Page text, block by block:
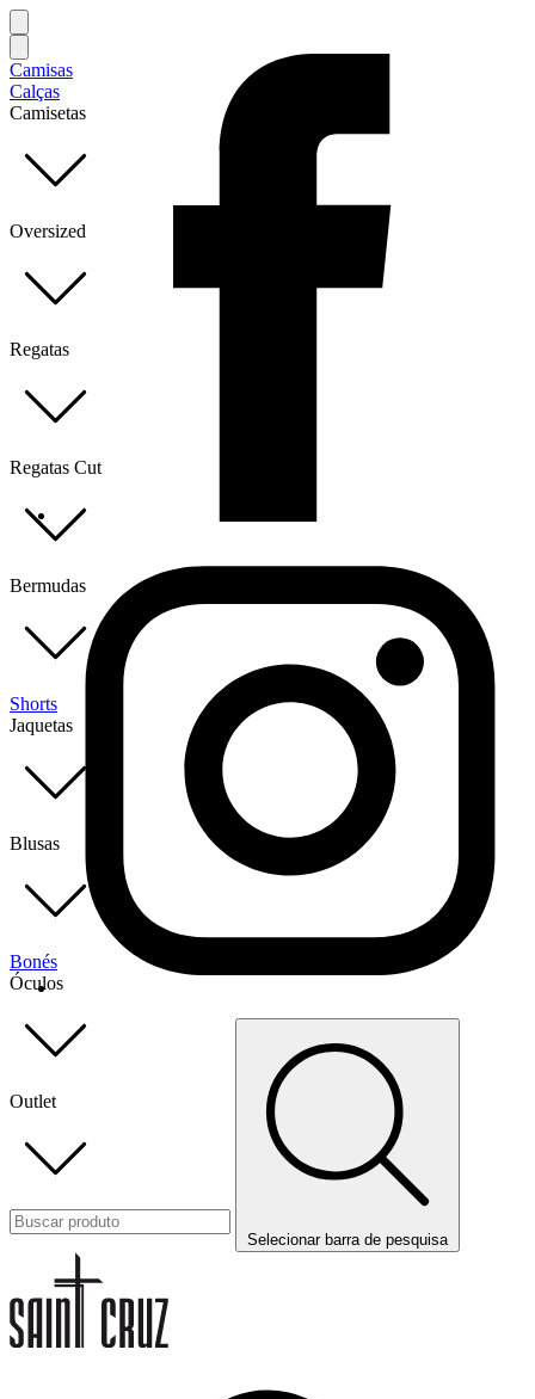
Camisas
Calças
Camisetas
Oversized
Regatas
Regatas Cut
Bermudas
Shorts
Jaquetas
Blusas
Bonés
Óculos
Outlet
Selecionar barra de pesquisa